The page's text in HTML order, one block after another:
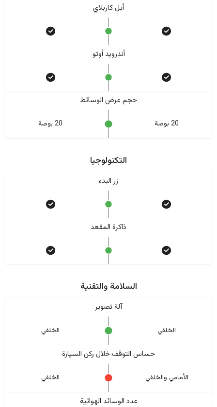
أبل كاربلاي
أندرويد أوتو
حجم عرض الوسائط
20 بوصة 20 بوصة
التكنولوجيا
زر البدء
ذاكرة المقعد
السلامة والتقنية
آلة تصوير
الخلفي الخلفي
حساس التوقف خلال ركن السيارة
الأمامي والخلفي الخلفي
عدد الوسائد الهوائية